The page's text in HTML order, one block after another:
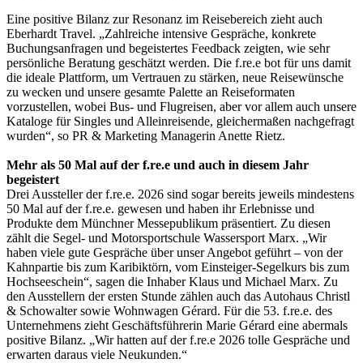
Eine positive Bilanz zur Resonanz im Reisebereich zieht auch
Eberhardt Travel. „Zahlreiche intensive Gespräche, konkrete
Buchungsanfragen und begeistertes Feedback zeigten, wie sehr
persönliche Beratung geschätzt werden. Die f.re.e bot für uns damit
die ideale Plattform, um Vertrauen zu stärken, neue Reisewünsche
zu wecken und unsere gesamte Palette an Reiseformaten
vorzustellen, wobei Bus- und Flugreisen, aber vor allem auch unsere
Kataloge für Singles und Alleinreisende, gleichermaßen nachgefragt
wurden“, so PR & Marketing Managerin Anette Rietz.
Mehr als 50 Mal auf der f.re.e und auch in diesem Jahr
begeistert
Drei Aussteller der f.re.e. 2026 sind sogar bereits jeweils mindestens
50 Mal auf der f.re.e. gewesen und haben ihr Erlebnisse und
Produkte dem Münchner Messepublikum präsentiert. Zu diesen
zählt die Segel- und Motorsportschule Wassersport Marx. „Wir
haben viele gute Gespräche über unser Angebot geführt – von der
Kahnpartie bis zum Karibiktörn, vom Einsteiger-Segelkurs bis zum
Hochseeschein“, sagen die Inhaber Klaus und Michael Marx. Zu
den Ausstellern der ersten Stunde zählen auch das Autohaus Christl
& Schowalter sowie Wohnwagen Gérard. Für die 53. f.re.e. des
Unternehmens zieht Geschäftsführerin Marie Gérard eine abermals
positive Bilanz. „Wir hatten auf der f.re.e 2026 tolle Gespräche und
erwarten daraus viele Neukunden.“